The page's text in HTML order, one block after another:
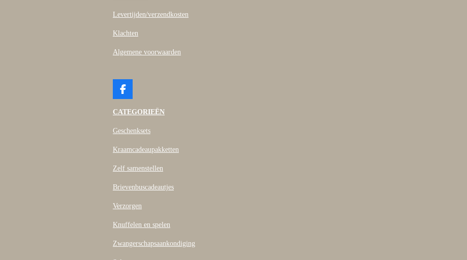
Levertijden/verzendkosten
Klachten
Algemene voorwaarden
F
c
b
o
CATEGORIEËN
Geschenksets
Kraamcadeaupakketten
Zelf samenstellen
Brievenbuscadeautjes
Verzorgen
Knuffelen en spelen
Zwangerschapsaankondiging